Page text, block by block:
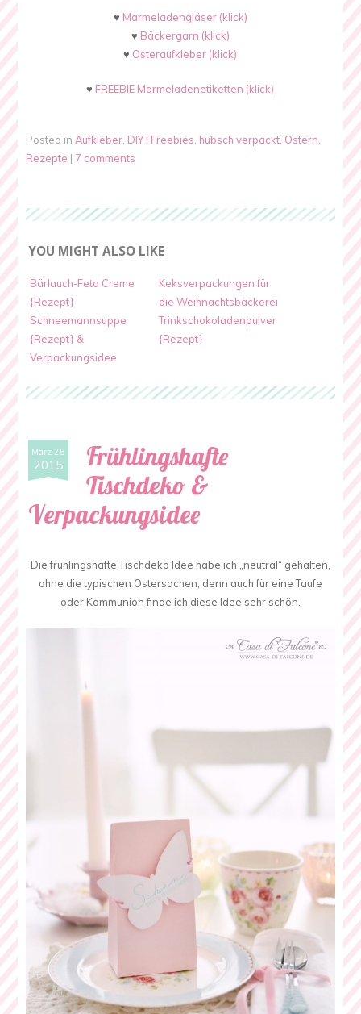
♥ Marmeladengläser (klick)
♥ Bäckergarn (klick)
♥ Osteraufkleber (klick)
♥ FREEBIE Marmeladenetiketten (klick)
Posted inAufkleber DIY I Freebies hübsch verpackt Ostern
Rezepte | 7 comments
YOU MIGHT ALSO LIKE
Bärlauch-Feta Creme
{Rezept}
Keksverpackungen für
die Weihnachtsbäckerei
Schneemannsuppe
{Rezept} &
Verpackungsidee
Trinkschokoladenpulver
{Rezept}
März 25
2015
Frühlingshafte
Tischdeko &
Verpackungsidee
Die frühlingshafte Tischdeko Idee habe ich „neutral“ gehalten,
ohne die typischen Ostersachen, denn auch für eine Taufe
oder Kommunion finde ich diese Idee sehr schön.